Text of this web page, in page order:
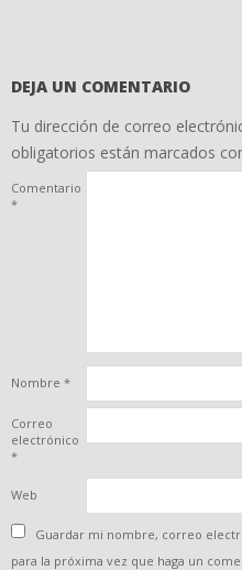
DEJA UN COMENTARIO
Tu dirección de correo
obligatorios están marcados
Comentario
*
Nombre *
Correo
electrónico
*
Web
Guardar mi nombre, correo
para la próxima vez que haga un